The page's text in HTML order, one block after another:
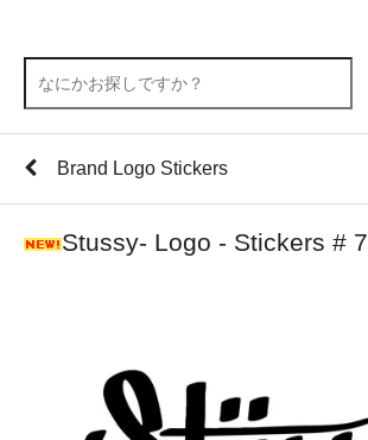
Brand Logo Stickers
Stussy- Logo - Stickers # 7